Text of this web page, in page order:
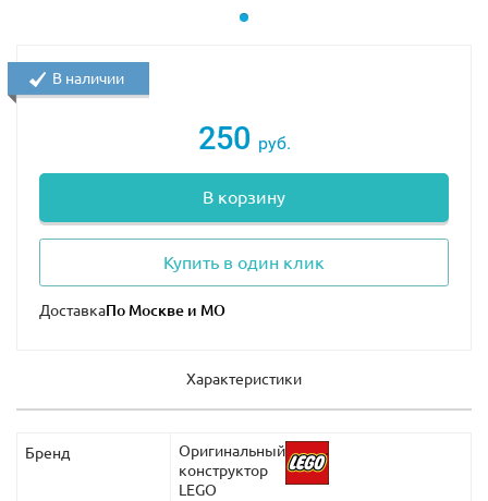
250 руб.
В корзину
Купить в один клик
Доставка
В наличии
Характеристики
Бренд
Оригинальный
конструктор
LEGO